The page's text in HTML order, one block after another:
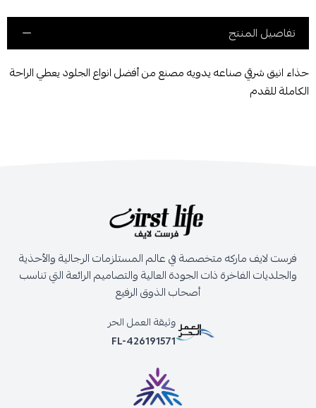
تفاصيل المنتج
حذاء انيق شرقي صناعه يدويه مصنع من أفضل انواع الجلود يعطي الراحة
الكاملة للقدم
فرست لايف ماركه متخصصة في عالم المستلزمات الرجالية والأحذية
والجلديات الفاخرة ذات الجودة العالية والتصاميم الرائعة التي تناسب
أصحاب الذوق الرفيع
وثيقة العمل الحر
FL-426191571